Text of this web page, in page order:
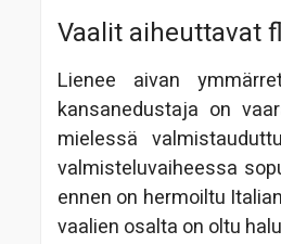
Vaalit aiheuttavat
Lienee aivan
kansanedustaja on
mielessä
valmisteluvaiheessa
ennen on hermoiltu
vaalien osalta on oltu